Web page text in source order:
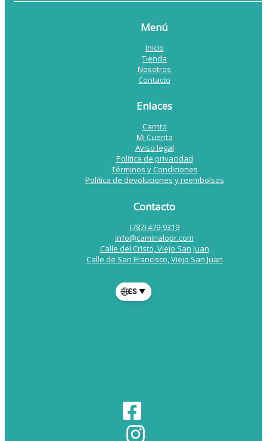
Menú
Inicio
Tienda
Nosotros
Contacto
Enlaces
Carrito
Mi Cuenta
Aviso legal
Política de privacidad
Términos y Condiciones
Política de devoluciones y reembolsos
Contacto
(787) 479-9319
info@caminalopr.com
Calle del Cristo, Viejo San Juan
Calle de San Francisco, Viejo San Juan
🌐ES ▼